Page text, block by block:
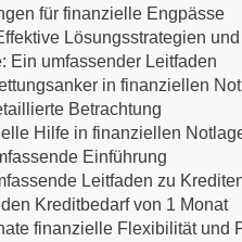
für finanzielle Engpässe
Lösungsstrategien
Ein umfassender Leitfaden
in finanziellen
Betrachtung
Hilfe in finanziellen
Einführung
Leitfaden zu
Kreditbedarf von 1 Monat
finanzielle Flexibilität und